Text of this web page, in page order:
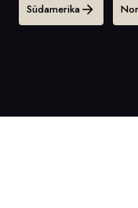
Südamerika